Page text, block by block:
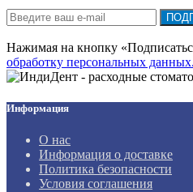
Нажимая на кнопку
обработку персональных данных.
Информация
О нас
Информация о доставке
Политика безопасности
Условия соглашения